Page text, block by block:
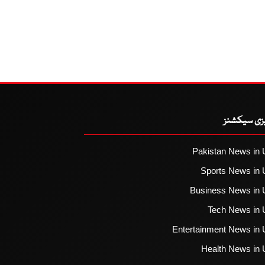
سیکشنز
Pakistan News in
Sports News in
Business News in
Tech News in
Entertainment News in
Health News in